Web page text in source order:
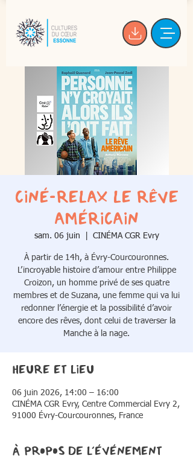
Ciné-Relax Le Rêve
américain
sam. 06 juin CINÉMA CGR Evry
À partir de 14h, à Évry-Courcouronnes.
L’incroyable histoire d’amour entre Philippe
Croizon, un homme privé de ses quatre
membres et de Suzana, une femme qui va lui
redonner l’énergie et la possibilité d’avoir
encore des rêves, dont celui de traverser la
Manche à la nage.
Heure et lieu
06 juin 2026, 14:00 – 16:00
CINÉMA CGR Evry, Centre Commercial Evry 2,
91000 Évry-Courcouronnes, France
À propos de l'événement